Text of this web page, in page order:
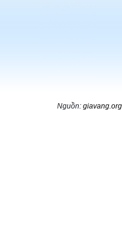
Nguồn: giavang.org